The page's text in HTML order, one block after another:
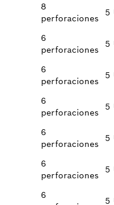
8
perforaciones
5
6
perforaciones
5
6
perforaciones
5
6
perforaciones
5
6
perforaciones
5
6
perforaciones
5
6
5